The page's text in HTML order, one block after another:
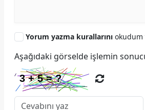
Yorum yazma kurallarını okudum
Aşağıdaki görselde işlemin